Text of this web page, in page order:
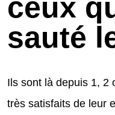
ceux
sauté
Ils sont là depuis 1, 2
très satisfaits de leur